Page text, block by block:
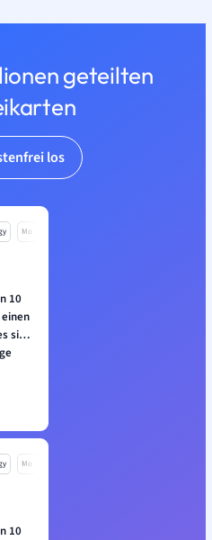
geteilten
los
Mo
10
sich
Mo
10